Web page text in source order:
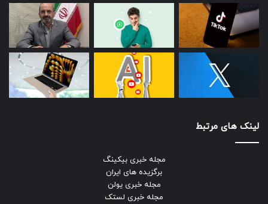
لینک های مرتبط
مجله خبری بیکینگ
برگزیده های ایران
مجله خبری یولن
مجله خبری لستک